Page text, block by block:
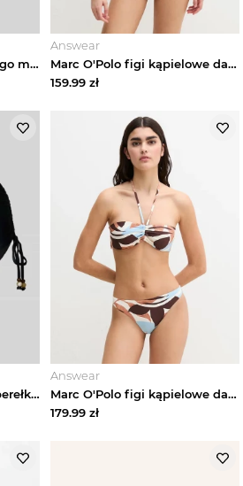
Figi bikini z napisem z logo model 'CONTRAST BINDING PANTY' Marc O'Polo Czarny
Answear
Marc O'Polo figi kąpielowe damskie brązowy
159.99 zł
Figi bikini z ozdobnymi perełkami Marc O'Polo Czarny
Answear
Marc O'Polo figi kąpielowe damskie
179.99 zł